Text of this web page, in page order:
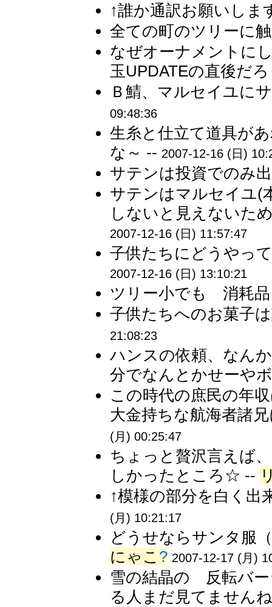
↑誰か通訳お願いしま
全ての町のツリーに
なぜオーナメントに
玉UPDATEの直後だ
Ｂ鯖、マルセイユに
09:48:36
生糸と仕立て道具が
な～ -- 2007-12-16 (日)
サテンは投資でのみ
サテンはマルセイユ(
しないと見えないた
2007-12-16 (日) 11:57:47
子供たちにどうやっ
2007-12-16 (日) 13:10:21
ツリー小でも 消耗
子供たちへのお菓子
21:08:23
ハンスの依頼、なん
分でなんとかせーや
この時代の庶民の年
大金持ちな航海者諸
(月) 00:25:47
ちょっと贅沢言えば
しかったところ☆ --
↑模様の部分を白く
(月) 10:21:17
どうせならサンタ服
にゃこ ? 2007-12-17 (月)
雪の結晶の 反転バ
る人まだ見てません